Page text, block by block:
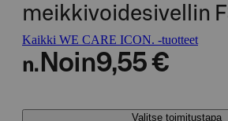
meikkivoidesivellin
Kaikki WE CARE ICON. -tuotteet
n. Noin9,55 €
Valitse toimitustapa